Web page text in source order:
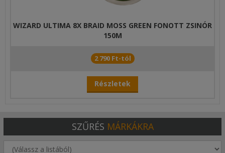
WIZARD ULTIMA 8X BRAID MOSS GREEN FONOTT ZSINÓR
150M
2 790 Ft-tól
Részletek
SZŰRÉS MÁRKÁKRA